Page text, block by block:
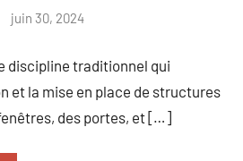
juin 30, 2024
discipline traditionnel qui
et la mise en place de structures
des portes, et […]